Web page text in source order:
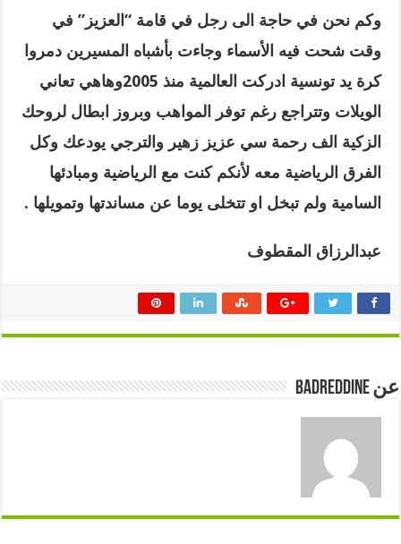
وكم نحن في حاجة الى رجل في قامة “العزيز” في
وقت شحت فيه الأسماء وجاءت بأشباه المسيرين دمروا
كرة يد تونسية ادركت العالمية منذ 2005وهاهي تعاني
الويلات وتتراجع رغم توفر المواهب وبروز ابطال لروحك
الزكية الف رحمة سي عزيز زهير والترجي يودعك وكل
الفرق الرياضية معه لأنكم كنت مع الرياضية ومبادئها
السامية ولم تبخل او تتخلى يوما عن مساندتها وتمويلها .
عبدالرزاق المقطوف
عن badreddine